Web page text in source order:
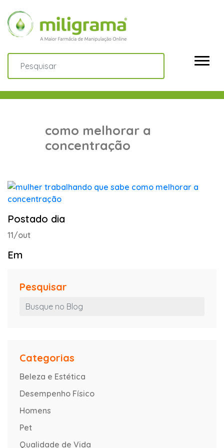
como melhorar a
concentração
Postado dia
11/out
Em
Pesquisar
Categorias
Beleza e Estética
Desempenho Físico
Homens
Pet
Qualidade de Vida